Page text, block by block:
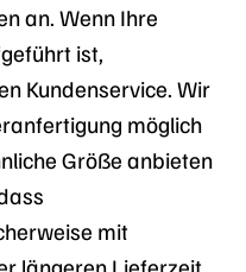
an. Wenn Ihre
ist,
Kundenservice. Wir
möglich
Größe anbieten
mit
längeren Lieferzeit